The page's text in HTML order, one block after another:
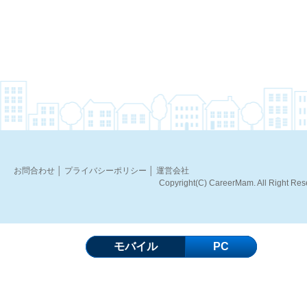
お問合わせ プライバシーポリシー
運営会社
Copyright(C) CareerMam. All Right
モバイル PC